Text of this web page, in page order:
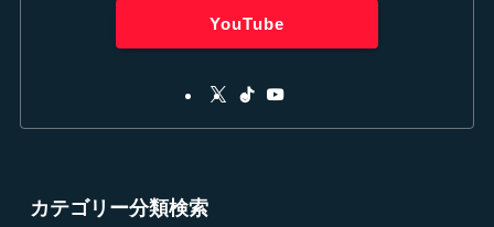
YouTube
カテゴリー分類検索